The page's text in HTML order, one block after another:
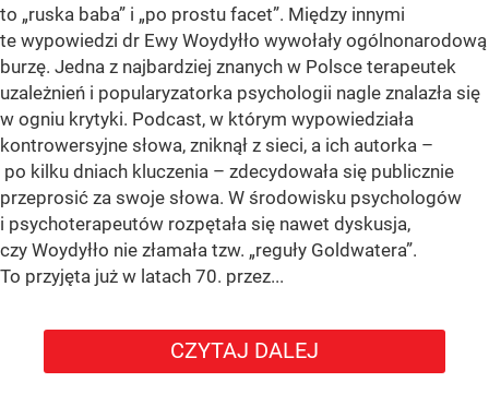
to „ruska baba” i „po prostu facet”. Między innymi
te wypowiedzi dr Ewy Woydyłło wywołały ogólnonarodową
burzę. Jedna z najbardziej znanych w Polsce terapeutek
uzależnień i popularyzatorka psychologii nagle znalazła się
w ogniu krytyki. Podcast, w którym wypowiedziała
kontrowersyjne słowa, zniknął z sieci, a ich autorka –
po kilku dniach kluczenia – zdecydowała się publicznie
przeprosić za swoje słowa. W środowisku psychologów
i psychoterapeutów rozpętała się nawet dyskusja,
czy Woydyłło nie złamała tzw. „reguły Goldwatera”.
To przyjęta już w latach 70. przez...
CZYTAJ DALEJ